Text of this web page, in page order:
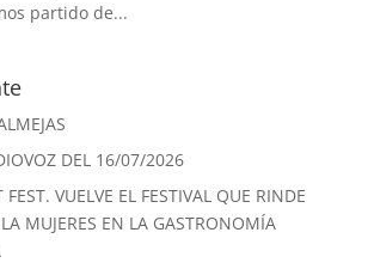
partido de...
DEL 16/07/2026
VUELVE EL FESTIVAL QUE RINDE
MUJERES EN LA GASTRONOMÍA